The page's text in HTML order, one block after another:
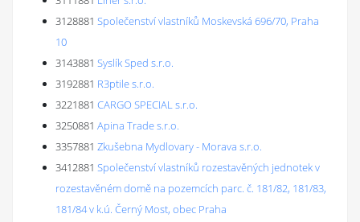
3128881 Společenství vlastníků Moskevská 696/70, Praha
10
3143881 Syslík Sped s.r.o.
3192881 R3ptile s.r.o.
3221881 CARGO SPECIAL s.r.o.
3250881 Apina Trade s.r.o.
3357881 Zkušebna Mydlovary - Morava s.r.o.
3412881 Společenství vlastníků rozestavěných jednotek v
rozestavěném domě na pozemcích parc. č. 181/82, 181/83,
181/84 v k.ú. Černý Most, obec Praha